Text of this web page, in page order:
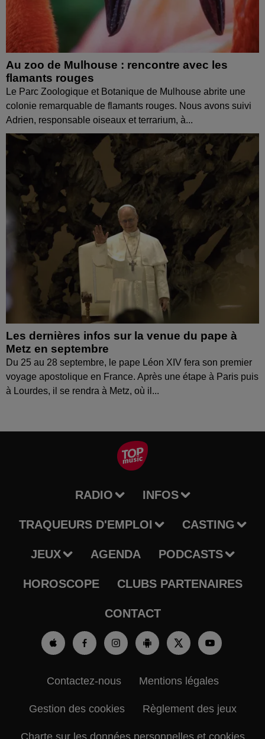
Au zoo de Mulhouse : rencontre avec les
flamants rouges
Le Parc Zoologique et Botanique de Mulhouse abrite une
colonie remarquable de flamants rouges. Nous avons suivi
Adrien, responsable oiseaux et terrarium, à...
Les dernières infos sur la venue du pape à
Metz en septembre
Du 25 au 28 septembre, le pape Léon XIV fera son premier
voyage apostolique en France. Après une étape à Paris puis
à Lourdes, il se rendra à Metz, où il...
RADIO INFOS
TRAQUEURS D'EMPLOI CASTING
JEUX AGENDA PODCASTS
HOROSCOPE CLUBS PARTENAIRES
CONTACT
Contactez-nous Mentions légales
Gestion des cookies Règlement des jeux